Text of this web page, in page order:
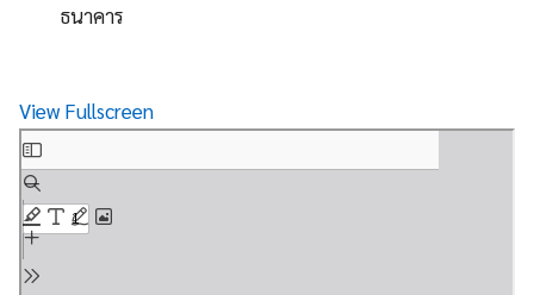
ธนาคาร
View Fullscreen
Skip
to
PDF
content